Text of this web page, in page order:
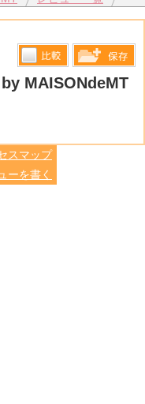
MAISONdeMT
比較す 保存リス
スマップ
ーを書く